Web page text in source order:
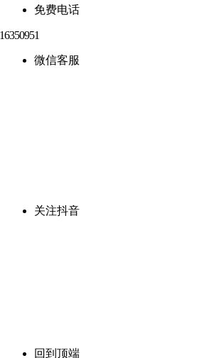
免费电话
微信客服
关注抖音
回到顶端